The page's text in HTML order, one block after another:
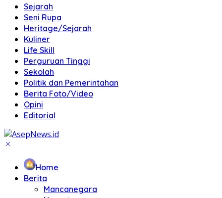
Sejarah
Seni Rupa
Heritage/Sejarah
Kuliner
Life Skill
Perguruan Tinggi
Sekolah
Politik dan Pemerintahan
Berita Foto/Video
Opini
Editorial
Home
Berita
Mancanegara